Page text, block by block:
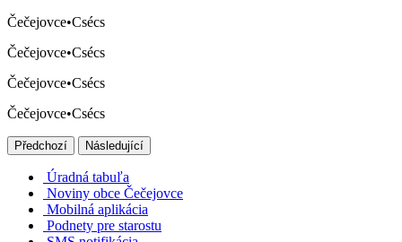
Čečejovce•Csécs
Čečejovce•Csécs
Čečejovce•Csécs
Čečejovce•Csécs
Předchozí Následující
Úradná tabuľa
Noviny obce Čečejovce
Mobilná aplikácia
Podnety pre starostu